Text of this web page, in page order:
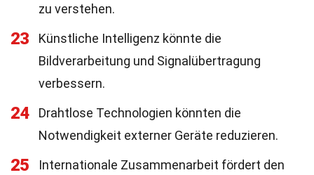
zu verstehen.
23
Künstliche Intelligenz könnte die
Bildverarbeitung und Signalübertragung
verbessern.
24
Drahtlose Technologien könnten die
Notwendigkeit externer Geräte reduzieren.
25
Internationale Zusammenarbeit fördert den